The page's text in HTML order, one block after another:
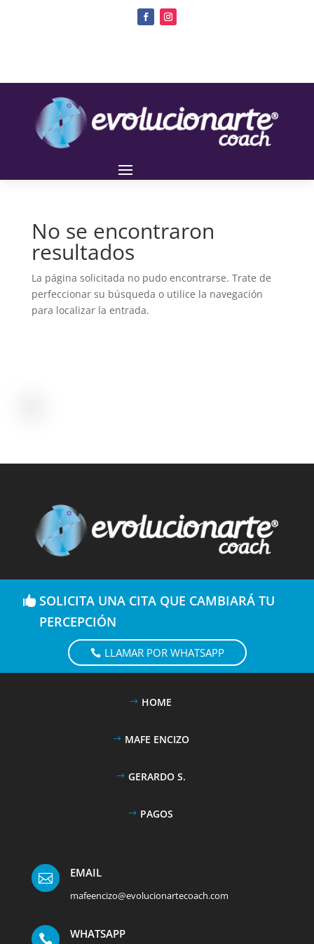
No se encontraron
resultados
La página solicitada no pudo encontrarse. Trate de
perfeccionar su búsqueda o utilice la navegación
para localizar la entrada.
SOLICITA UNA CITA QUE CAMBIARÁ TU
PERCEPCIÓN
LLAMAR POR WHATSAPP
HOME
MAFE ENCIZO
GERARDO S.
PAGOS
 EMAIL
mafeencizo@evolucionartecoach.com
 WHATSAPP